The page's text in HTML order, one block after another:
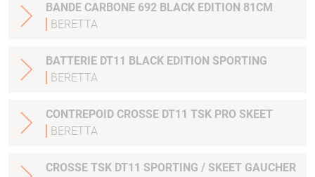
BANDE CARBONE 692 BLACK EDITION 81CM
BERETTA
BATTERIE DT11 BLACK EDITION SPORTING
BERETTA
CONTREPOID CROSSE DT11 TSK PRO SKEET
BERETTA
CROSSE TSK DT11 SPORTING / SKEET GAUCHER